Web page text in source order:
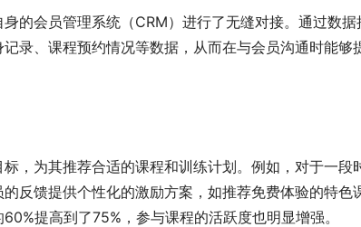
身的会员管理系统（CRM）进行了无缝对接。通过数据
录、课程预约情况等数据，从而在与会员沟通时能够
，为其推荐合适的课程和训练计划。例如，对于一段
反馈提供个性化的激励方案，如推荐免费体验的特色
提高到了75%，参与课程的活跃度也明显增强。